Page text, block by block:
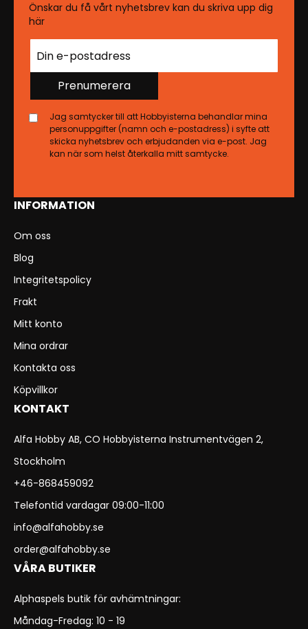
INFORMATION
Om oss
Blog
Integritetspolicy
Frakt
Mitt konto
Mina ordrar
Kontakta oss
Köpvillkor
KONTAKT
Alfa Hobby AB, CO Hobbyisterna Instrumentvägen 2,
Stockholm
+46-868459092
Telefontid vardagar 09:00-11:00
info@alfahobby.se
order@alfahobby.se
VÅRA BUTIKER
Alphaspels butik för avhämtningar:
Måndag-Fredag: 10 - 19
Önskar du få vårt nyhetsbrev kan du skriva upp dig
här
Prenumerera
Jag samtycker till att Hobbyisterna behandlar mina
personuppgifter (namn och e-postadress) i syfte att
skicka nyhetsbrev och erbjudanden via e-post. Jag
kan när som helst återkalla mitt samtycke.